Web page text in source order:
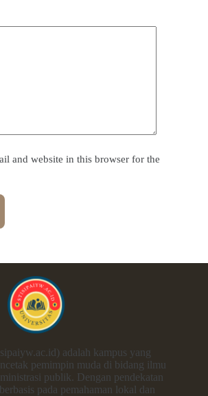
and website in this browser for the
adalah kampus yang
pemimpin muda di bidang ilmu
publik. Dengan pendekatan
pada pemahaman lokal dan